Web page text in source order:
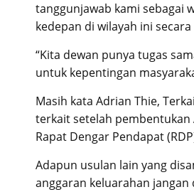
tanggunjawab kami sebagai
kedepan di wilayah ini
“Kita dewan punya tugas
untuk kepentingan
Masih kata Adrian Thie,
terkait setelah pembentukan
Rapat Dengar Pendapat
Adapun usulan lain yang
anggaran keluarahan jangan